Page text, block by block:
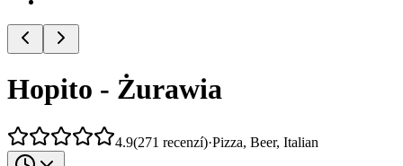
Hopito - Żurawia
4.9(271 recenzí)·Pizza, Beer, Italian